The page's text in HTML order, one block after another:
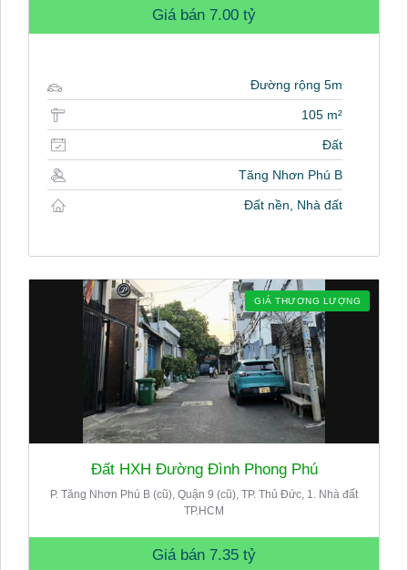
Giá bán 7.00 tỷ
Đường rộng 5m
105 m²
Đất
Tăng Nhơn Phú B
Đất nền, Nhà đất
GIÁ THƯƠNG LƯỢNG
Đất HXH Đường Đình Phong Phú
P. Tăng Nhơn Phú B (cũ), Quận 9 (cũ), TP. Thủ Đức, 1. Nhà đất
TP.HCM
Giá bán 7.35 tỷ